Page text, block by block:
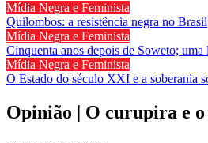
Mídia Negra e Feminista
Quilombos: a resistência negra no Brasil
Mídia Negra e Feminista
Cinquenta anos depois de Soweto;
Mídia Negra e Feminista
O Estado do século XXI e a soberania
Opinião | O curupira e o